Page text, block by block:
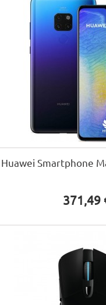
Huawei Smartphone
371,49